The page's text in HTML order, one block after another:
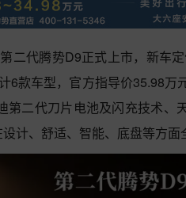
二代腾势D9正式上市，新车
6款车型，官方指导价35.98
第二代刀片电池及闪充技术、
计、舒适、智能、底盘等方